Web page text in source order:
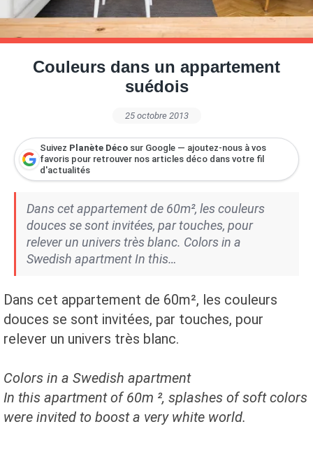
Petite Surface
Question De Style
Renovation
Revue De Week End
Tiny House
Couleurs dans un appartement
suédois
25 octobre 2013
Suivez Planète Déco sur Google — ajoutez-nous à vos
favoris pour retrouver nos articles déco dans votre fil
d'actualités
Dans cet appartement de 60m², les couleurs
douces se sont invitées, par touches, pour
relever un univers très blanc. Colors in a
Swedish apartment In this…
Dans cet appartement de 60m², les couleurs
douces se sont invitées, par touches, pour
relever un univers très blanc.
Colors in a Swedish apartment
In this apartment of 60m ², splashes of soft colors
were invited to boost a very white world.